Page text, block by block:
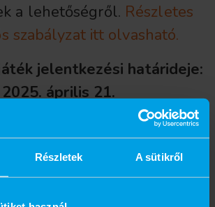
Részletek A sütikről
a lehetőségről. Részletes
szabályzat itt olvasható.
jelentkezési határideje:
2025. április 21.
2025. április 23.